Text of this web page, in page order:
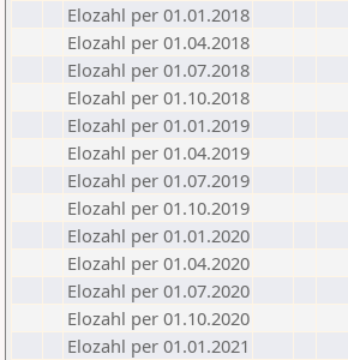
Elozahl per 01.01.2018
Elozahl per 01.04.2018
Elozahl per 01.07.2018
Elozahl per 01.10.2018
Elozahl per 01.01.2019
Elozahl per 01.04.2019
Elozahl per 01.07.2019
Elozahl per 01.10.2019
Elozahl per 01.01.2020
Elozahl per 01.04.2020
Elozahl per 01.07.2020
Elozahl per 01.10.2020
Elozahl per 01.01.2021